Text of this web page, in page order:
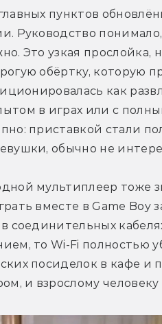
пунктов
Руководство
Это узкая прослойка,
обёртку, которую
как
в играх или с
приставкой стали
обычно не
мультиплеер тоже
вместе в Game Boy
в соединительных
то Wi-Fi полностью
посиделок в кафе и
и взрослому